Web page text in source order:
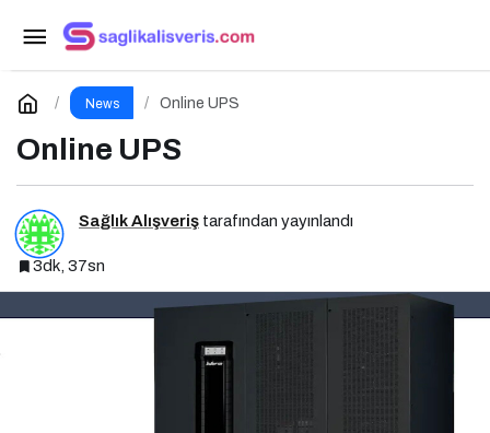
News Online UPS
Online UPS
Sağlık Alışveriş tarafından yayınlandı
3dk, 37sn
Fenerbahçe Evinde Kocaelispor’u Ağırlıyor
Yorum Yap